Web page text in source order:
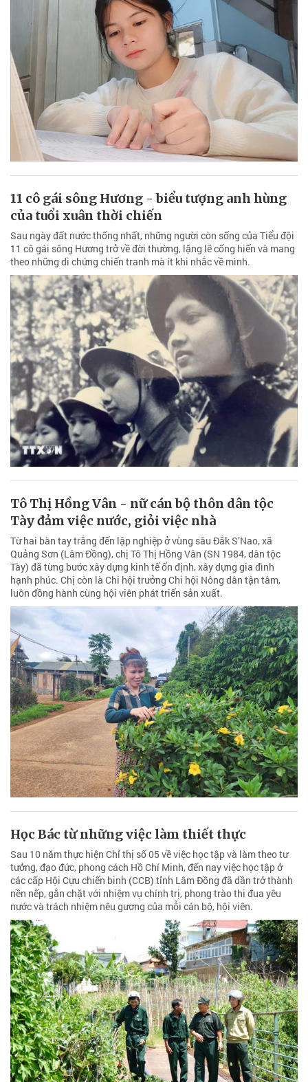
11 cô gái sông Hương - biểu tượng anh hùng
của tuổi xuân thời chiến
Sau ngày đất nước thống nhất, những người còn sống của Tiểu đội
11 cô gái sông Hương trở về đời thường, lặng lẽ cống hiến và mang
theo những di chứng chiến tranh mà ít khi nhắc về mình.
Tô Thị Hồng Vân - nữ cán bộ thôn dân tộc
Tày đảm việc nước, giỏi việc nhà
Từ hai bàn tay trắng đến lập nghiệp ở vùng sâu Đắk S’Nao, xã
Quảng Sơn (Lâm Đồng), chị Tô Thị Hồng Vân (SN 1984, dân tộc
Tày) đã từng bước xây dựng kinh tế ổn định, xây dựng gia đình
hạnh phúc. Chị còn là Chi hội trưởng Chi hội Nông dân tận tâm,
luôn đồng hành cùng hội viên phát triển sản xuất.
Học Bác từ những việc làm thiết thực
Sau 10 năm thực hiện Chỉ thị số 05 về việc học tập và làm theo tư
tưởng, đạo đức, phong cách Hồ Chí Minh, đến nay việc học tập ở
các cấp Hội Cựu chiến binh (CCB) tỉnh Lâm Đồng đã dần trở thành
nền nếp, gắn chặt với nhiệm vụ chính trị, phong trào thi đua yêu
nước và trách nhiệm nêu gương của mỗi cán bộ, hội viên.